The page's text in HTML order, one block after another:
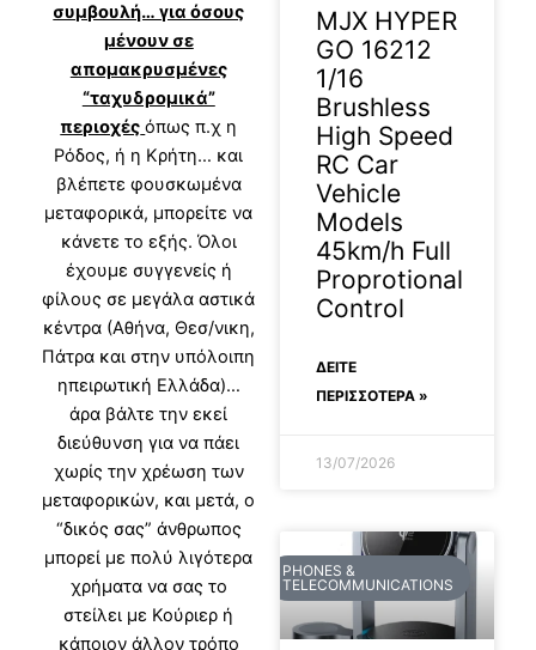
συμβουλή… για όσους
μένουν σε
απομακρυσμένες
“ταχυδρομικά”
περιοχές όπως π.χ η
Ρόδος, ή η Κρήτη… και
βλέπετε φουσκωμένα
μεταφορικά, μπορείτε να
κάνετε το εξής. Όλοι
έχουμε συγγενείς ή
φίλους σε μεγάλα αστικά
κέντρα (Αθήνα, Θεσ/νικη,
Πάτρα και στην υπόλοιπη
ηπειρωτική Ελλάδα)…
άρα βάλτε την εκεί
διεύθυνση για να πάει
χωρίς την χρέωση των
μεταφορικών, και μετά, ο
“δικός σας” άνθρωπος
μπορεί με πολύ λιγότερα
χρήματα να σας το
στείλει με Κούριερ ή
κάποιον άλλον τρόπο
MJX HYPER
GO 16212
1/16
Brushless
High Speed
RC Car
Vehicle
Models
45km/h Full
Proprotional
Control
ΔΕΊΤΕ
ΠΕΡΙΣΣΟΤΕΡΑ »
13/07/2026
PHONES &
TELECOMMUNICATIONS